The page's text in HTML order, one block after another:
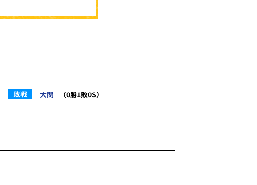
敗戦 大関 （0勝1敗0S）